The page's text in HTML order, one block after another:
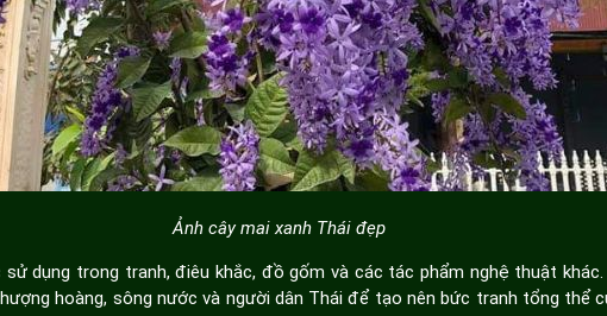
Ảnh cây mai xanh Thái đẹp
dụng trong tranh, điêu khắc, đồ gốm và các tác phẩm nghệ thuật
hoàng, sông nước và người dân Thái để tạo nên bức tranh tổng thể